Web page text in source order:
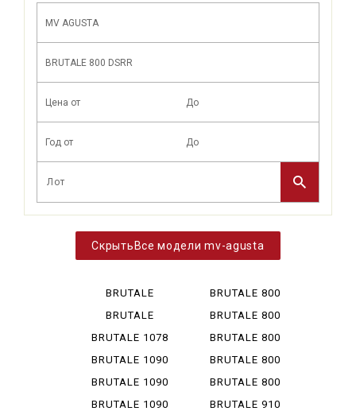
Все модели mv-agusta
BRUTALE
CORSA
BRUTALE
CORSA 1090
BRUTALE 1078
RR
BRUTALE 1090
BRUTALE 1090
R
BRUTALE 1090
BRUTALE 800
DRAGSTER
BRUTALE 800
DSRR
BRUTALE 800
R
BRUTALE 800
RC
BRUTALE 800
RR
BRUTALE 910